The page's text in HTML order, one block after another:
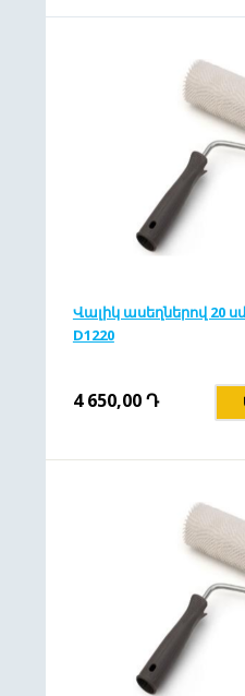
Վալիկ ասեղներով 20 սմ
D1220
4 650,00Դ